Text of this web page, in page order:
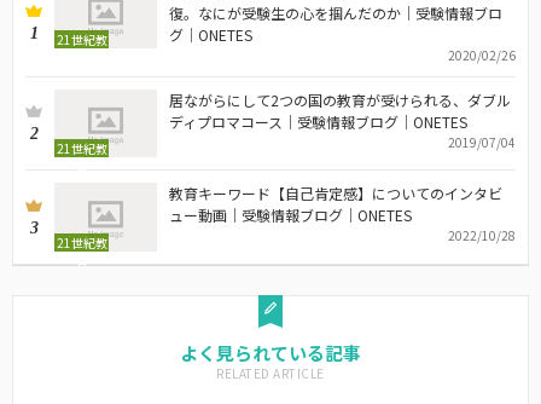
1
21世紀教
復。なにが受験生の心を掴んだのか｜受験情報ブロ
グ｜ONETES
2020/02/26
2
21世紀教
居ながらにして2つの国の教育が受けられる、ダブル
ディプロマコース｜受験情報ブログ｜ONETES
2019/07/04
3
21世紀教
教育キーワード【自己肯定感】についてのインタビ
ュー動画｜受験情報ブログ｜ONETES
2022/10/28
よく見られている記事